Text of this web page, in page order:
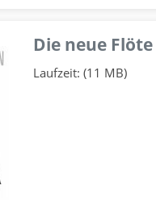
Die neue
Laufzeit: (11 MB)